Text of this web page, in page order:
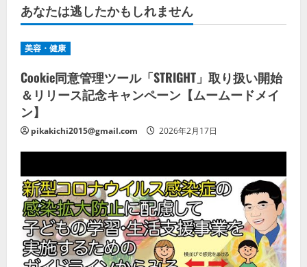
あなたは逃したかもしれません
美容・健康
Cookie同意管理ツール「STRIGHT」取り扱い開始
＆リリース記念キャンペーン【ムームードメイ
ン】
pikakichi2015@gmail.com 2026年2月17日